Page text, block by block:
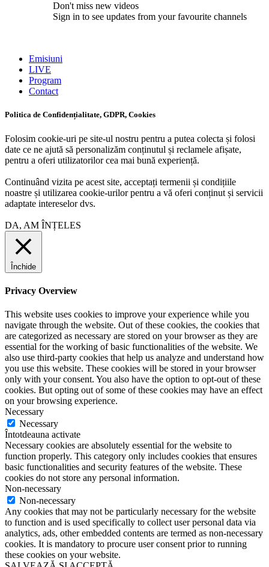
Don't miss new videos
Sign in to see updates from your favourite channels
Emisiuni
LIVE
Program
Contact
Politica de Confidențialitate, GDPR, Cookies
Folosim cookie-uri pe site-ul nostru pentru a putea colecta și folosi
date ce ne ajută să personalizăm conținutul și reclamele afișate,
pentru a oferi utilizatorilor cea mai bună experiență.
Continuând vizita pe acest site, acceptați termenii și condițiile
noastre și utilizarea cookie-urilor pentru a vă oferi conținut și servicii
adaptate intereselor dvs.
DA, AM ÎNȚELES
Închide
Privacy Overview
This website uses cookies to improve your experience while you
navigate through the website. Out of these cookies, the cookies that
are categorized as necessary are stored on your browser as they are
essential for the working of basic functionalities of the website. We
also use third-party cookies that help us analyze and understand how
you use this website. These cookies will be stored in your browser
only with your consent. You also have the option to opt-out of these
cookies. But opting out of some of these cookies may have an effect
on your browsing experience.
Necessary
Necessary
Întotdeauna activate
Necessary cookies are absolutely essential for the website to
function properly. This category only includes cookies that ensures
basic functionalities and security features of the website. These
cookies do not store any personal information.
Non-necessary
Non-necessary
Any cookies that may not be particularly necessary for the website
to function and is used specifically to collect user personal data via
analytics, ads, other embedded contents are termed as non-necessary
cookies. It is mandatory to procure user consent prior to running
these cookies on your website.